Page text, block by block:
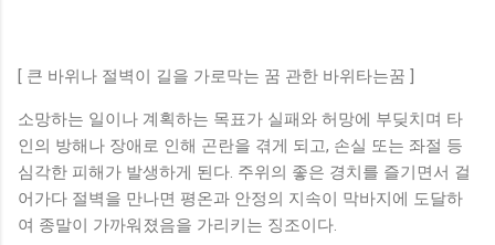
[ 큰 바위나 절벽이 길을 가로막는 꿈 관한 바위타는꿈 ]
소망하는 일이나 계획하는 목표가 실패와 허망에 부딪치며 타
인의 방해나 장애로 인해 곤란을 겪게 되고, 손실 또는 좌절 등
심각한 피해가 발생하게 된다. 주위의 좋은 경치를 즐기면서 걸
어가다 절벽을 만나면 평온과 안정의 지속이 막바지에 도달하
여 종말이 가까워졌음을 가리키는 징조이다.